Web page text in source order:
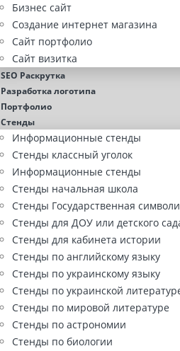
Бизнес сайт
Создание интернет магазина
Сайт портфолио
Сайт визитка
SEO Раскрутка
Разработка логотипа
Портфолио
Стенды
Информационные стенды
Стенды классный уголок
Информационные стенды
Стенды начальная школа
Стенды Государственная
Стенды для ДОУ или детского
Стенды для кабинета истории
Стенды по английскому языку
Стенды по украинскому языку
Стенды по украинской
Стенды по мировой литературе
Стенды по астрономии
Стенды по биологии